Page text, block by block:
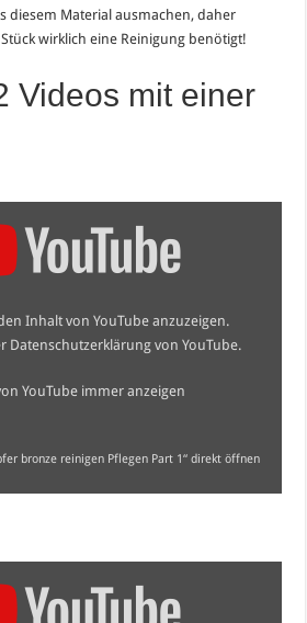
diesem Material ausmachen, daher
wirklich eine Reinigung benötigt!
Videos mit einer
Inhalt von YouTube anzuzeigen.
Datenschutzerklärung von YouTube.
YouTube immer anzeigen
bronze reinigen Pflegen Part 1“ direkt öffnen